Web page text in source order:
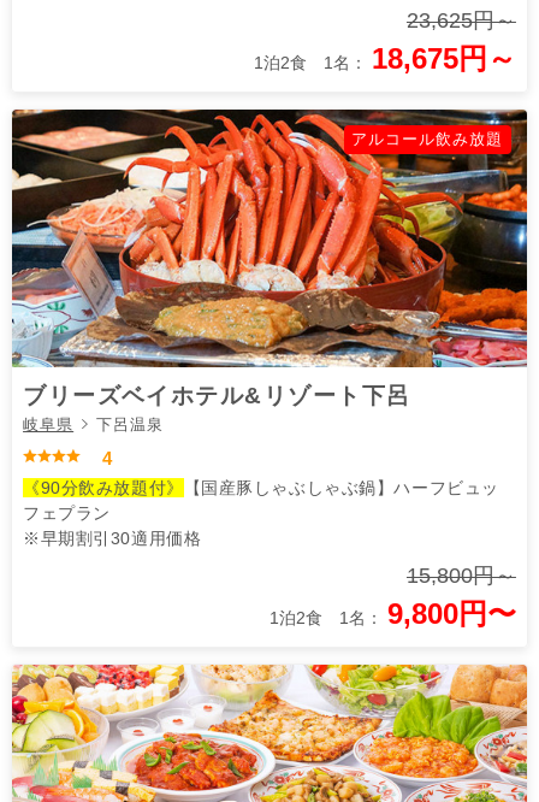
23,625円～
1泊2食 1名： 18,675円～
アルコール飲み放題
ブリーズベイホテル&リゾート下呂
岐阜県 下呂温泉
4
《90分飲み放題付》
【国産豚しゃぶしゃぶ鍋】ハーフビュッ
フェプラン
※早期割引30適用価格
15,800円～
1泊2食 1名： 9,800円〜